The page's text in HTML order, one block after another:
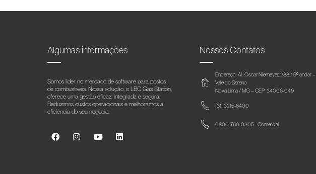
Algumas informações
Somos líder no mercado de software para postos
de combustíveis. Nossa solução, o LBC Gas Station,
oferece uma gestão eficaz, integrada e segura.
Reduzimos custos operacionais e melhoramos a
eficiência do seu negócio.
Nossos Contatos
Endereço: Al. Oscar Niemeyer, 288 / 5º andar –
Vale do Sereno
Nova Lima / MG – CEP: 34006-049
(31) 3215-6400
0800-760-0305 - Comercial